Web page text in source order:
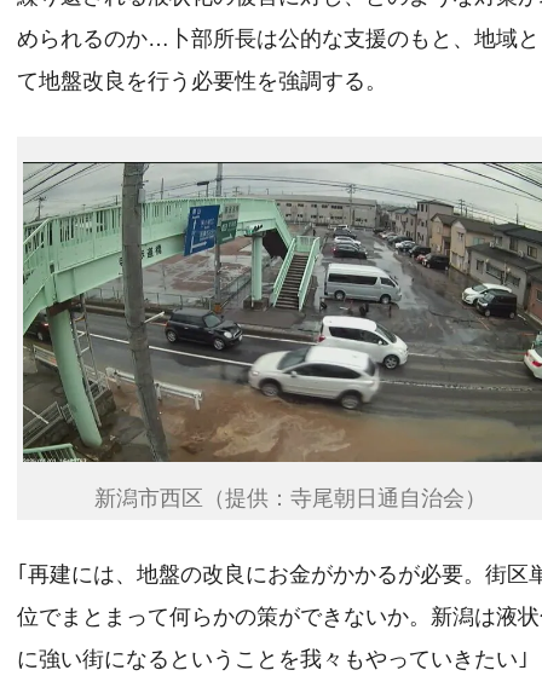
められるのか…卜部所長は公的な支援のもと、地域
て地盤改良を行う必要性を強調する。
新潟市西区（提供：寺尾朝日通自治会）
｢再建には、地盤の改良にお金がかかるが必要。街区
位でまとまって何らかの策ができないか。新潟は液
に強い街になるということを我々もやっていきたい｣